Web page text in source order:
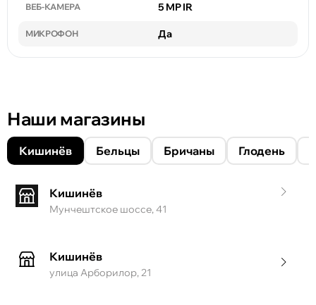
ВЕБ-КАМЕРА 5 MP IR
МИКРОФОН Да
Наши магазины
Кишинёв Бельцы Бричаны Глодень
Кишинёв
Мунчештское шоссе, 41
Кишинёв
улица Арборилор, 21